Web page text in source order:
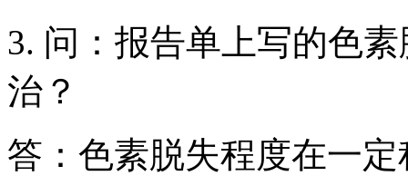
3. 问：报告单上写的色
治？
答：色素脱失程度在一